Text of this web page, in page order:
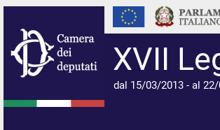
XVII
dal 15/03/2013 - al